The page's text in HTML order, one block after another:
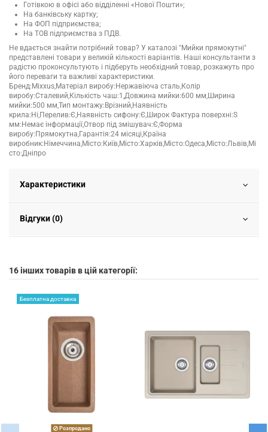
Готівкою в офісі або відділенні «Нової Пошти»;
На банківську картку;
На ФОП підприємства;
На ТОВ підприємства з ПДВ.
Не вдається знайти потрібний товар? У каталозі "Мийки прямокутні"
представлені товари у великій кількості варіантів. Наші консультанти з
радістю проконсультують і підберуть необхідний товар, розкажуть про
його переваги та важливі характеристики.
Бренд:Mixxus,Матеріал виробу:Нержавіюча сталь,Колір
виробу:Сталевий,Кількість чаш:1,Довжина мийки:600 мм,Ширина
мийки:500 мм,Тип монтажу:Врізний,Наявність
крила:Ні,Перелив:Є,Наявність сифону:Є,Широк Фактура поверхні:S
мм:Немає інформації,Отвор під змішувач:Є,Форма
виробу:Прямокутна,Гарантія:24 місяці,Країна
виробник:Німеччина,Місто:Київ,Місто:Харків,Місто:Одеса,Місто:Львів,Мі
сто:Дніпро
Характеристики
Відгуки (0)
16 інших товарів в цій категорії:
Безплатна доставка
Розпродано